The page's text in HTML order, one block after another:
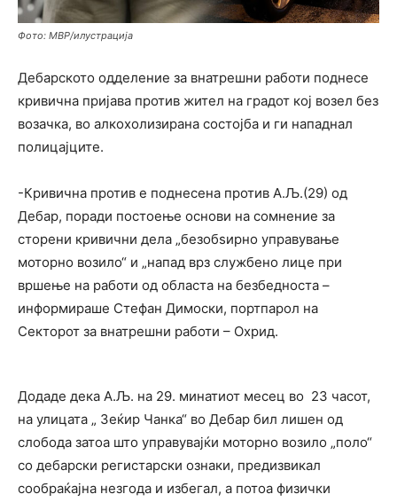
Фото: МВР/илустрација
Дебарското одделение за внатрешни работи поднесе
кривична пријава против жител на градот кој возел без
возачка, во алкохолизирана состојба и ги нападнал
полицајците.
-Кривична против е поднесена против А.Љ.(29) од
Дебар, поради постоење основи на сомнение за
сторени кривични дела „безобѕирно управување
моторно возило“ и „напад врз службено лице при
вршење на работи од областа на безбедноста –
информираше Стефан Димоски, портпарол на
Секторот за внатрешни работи – Охрид.
Додаде дека А.Љ. на 29. минатиот месец во 23 часот,
на улицата „ Зеќир Чанка“ во Дебар бил лишен од
слобода затоа што управувајќи моторно возило „поло“
со дебарски регистарски ознаки, предизвикал
сообраќајна незгода и избегал, а потоа физички